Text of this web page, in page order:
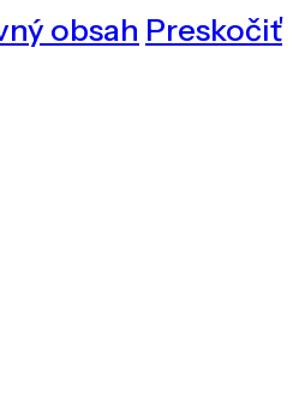
obsah Preskočiť